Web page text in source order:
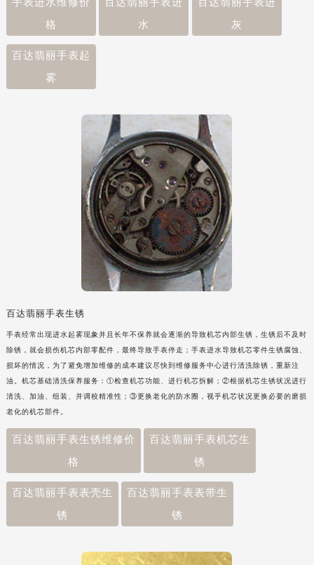
格
水
灰
百达翡丽手表起
雾
百达翡丽手表生锈
手表经常出现进水起雾现象并且长年不保养就会逐渐的导致机芯内部生锈，生锈后不及时
除锈，就会损伤机芯内部零配件，最终导致手表停走；手表进水导致机芯零件生锈腐蚀、
损坏的情况，为了避免增加维修的成本建议尽快到维修服务中心进行清洗除锈，重新注
油。机芯基础清洗保养服务：①检查机芯功能、进行机芯拆解；②根据机芯生锈状况进行
清洗、加油、组装、并调校精准性；③更换老化的防水圈，视乎机芯状况更换必要的磨损
老化的机芯部件。
百达翡丽手表生锈维修价
格
百达翡丽手表机芯生
锈
百达翡丽手表表壳生
锈
百达翡丽手表表带生
锈